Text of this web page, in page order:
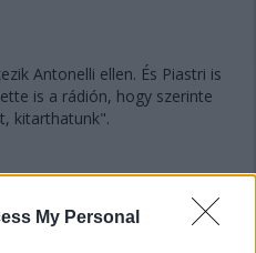
My Personal
Antonelli ellen. És Piastri is
is a rádión, hogy szerinte
kitarthatunk".
- jelenti Verstappen a